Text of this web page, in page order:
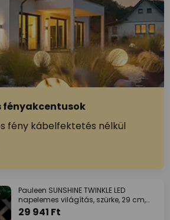
fényakcentusok
fény kábelfektetés nélkül
Pauleen SUNSHINE TWINKLE LED
napelemes világítás, szürke, 29 cm,
IP44
29 941 Ft